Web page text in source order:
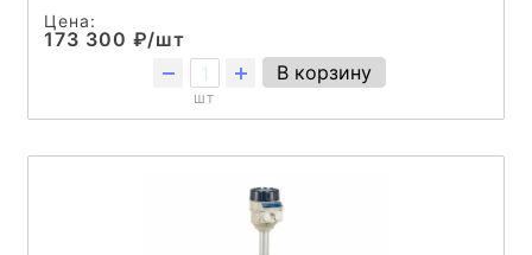
Цена:
173 300 ₽/шт
шт
В корзину